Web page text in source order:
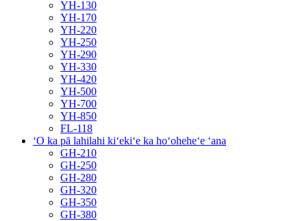
YH-130
YH-170
YH-220
YH-250
YH-290
YH-330
YH-420
YH-500
YH-700
YH-850
FL-118
ʻO ka pā lahilahi kiʻekiʻe ka hoʻoheheʻe ʻana
GH-210
GH-250
GH-280
GH-320
GH-350
GH-380